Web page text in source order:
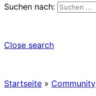
Suchen nach:
Close search
Startseite » Community